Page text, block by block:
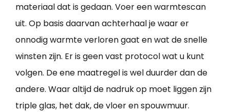
materiaal dat is gedaan. Voer een warmtescan
uit. Op basis daarvan achterhaal je waar er
onnodig warmte verloren gaat en wat de snelle
winsten zijn. Er is geen vast protocol wat u kunt
volgen. De ene maatregel is wel duurder dan de
andere. Waar altijd de nadruk op moet liggen zijn
triple glas, het dak, de vloer en spouwmuur.